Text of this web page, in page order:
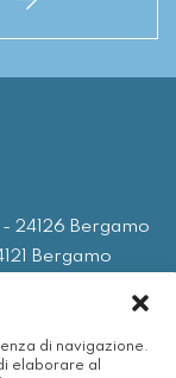
di navigazione.
elaborare al
24126 Bergamo
Bergamo
info@spinergy.it